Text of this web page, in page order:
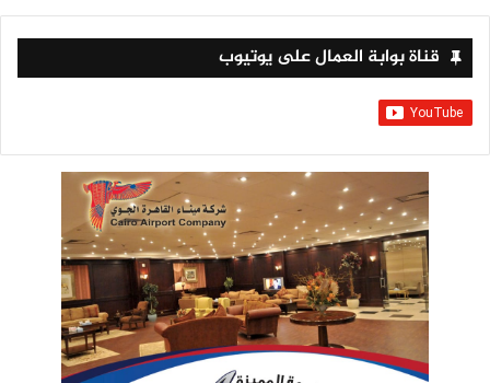
قناة بوابة العمال على يوتيوب